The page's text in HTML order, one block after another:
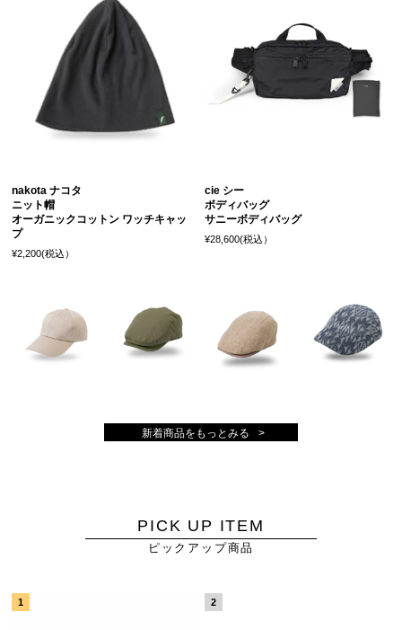
nakota ナコタ
ニット帽
オーガニックコットン ワッチキャッ
プ
¥2,200(税込）
cie シー
ボディバッグ
サニーボディバッグ
¥28,600(税込）
新着商品をもっとみる
PICK UP ITEM
ピックアップ商品